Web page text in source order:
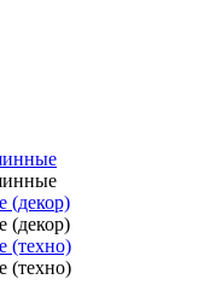
(декор)
(декор)
(техно)
(техно)